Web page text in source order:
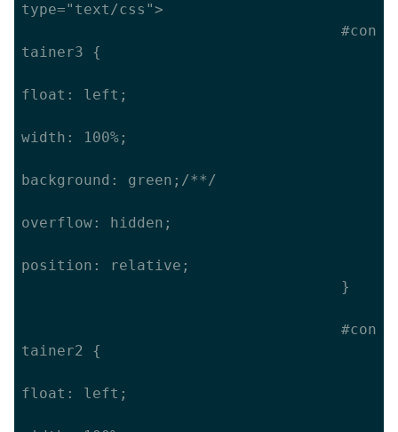
type="text/css">
tainer3 {
float: left;
width: 100%;
background: green;/**/
overflow: hidden;
position: relative;
tainer2 {
float: left;